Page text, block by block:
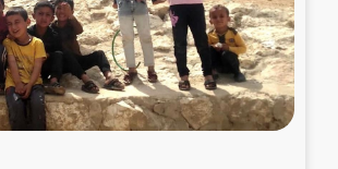
及と食生活改善による栄養改善事業
フェアトレード事業